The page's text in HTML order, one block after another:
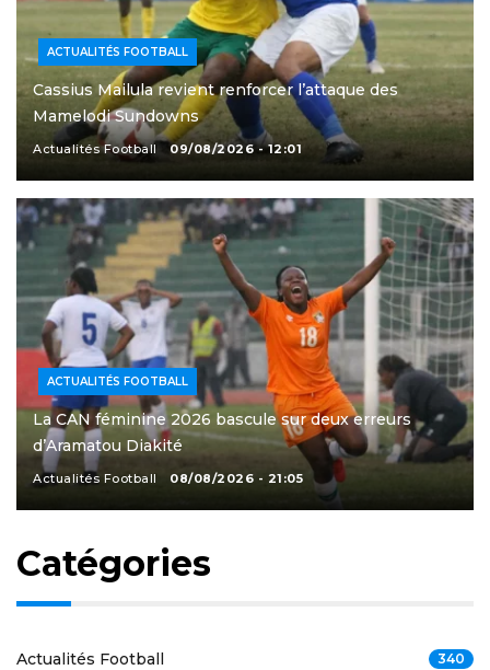
ACTUALITÉS FOOTBALL
Cassius Mailula revient renforcer l’attaque des
Mamelodi Sundowns
Actualités Football 09/08/2026 - 12:01
ACTUALITÉS FOOTBALL
La CAN féminine 2026 bascule sur deux erreurs
d’Aramatou Diakité
Actualités Football 08/08/2026 - 21:05
Catégories
Actualités Football 340